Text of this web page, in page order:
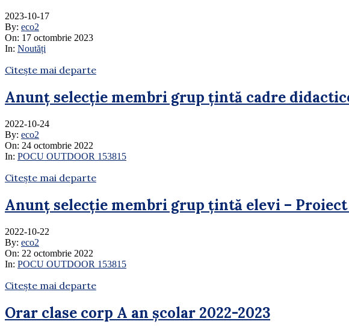
2023-10-17
By: eco2
On: 17 octombrie 2023
In: Noutăți
Citește mai departe
Anunț selecție membri grup țintă cadre
2022-10-24
By: eco2
On: 24 octombrie 2022
In: POCU OUTDOOR 153815
Citește mai departe
Anunț selecție membri grup țintă elevi –
2022-10-22
By: eco2
On: 22 octombrie 2022
In: POCU OUTDOOR 153815
Citește mai departe
Orar clase corp A an școlar 2022-2023